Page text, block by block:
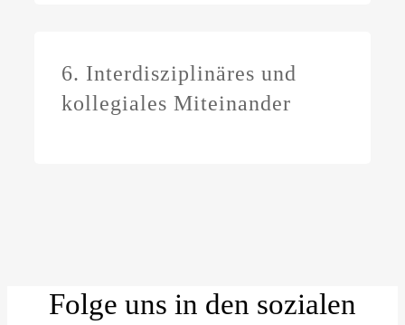
6. Interdisziplinäres und
kollegiales Miteinander
Folge uns in den sozialen